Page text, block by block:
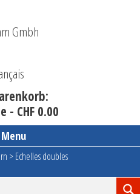
- CHF0.00
Menu
>Echelles doubles